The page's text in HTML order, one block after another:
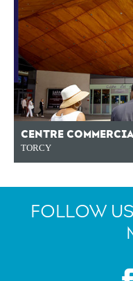
CENTRE
TORCY
FOLLOW